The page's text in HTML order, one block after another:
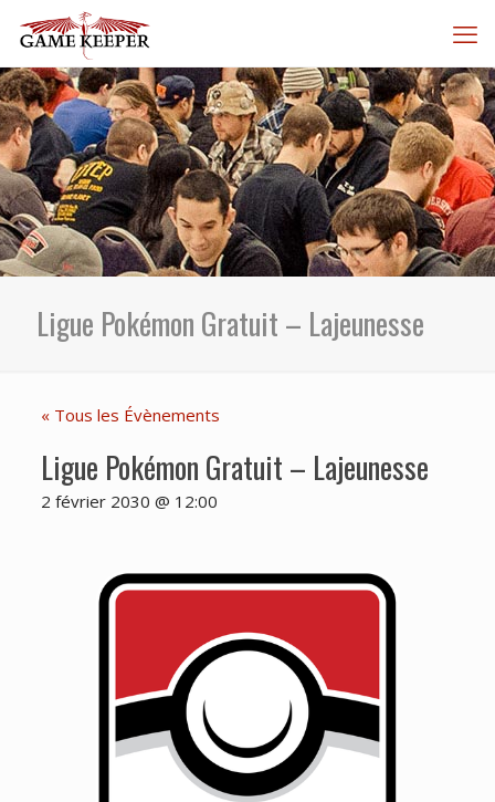
Ligue Pokémon Gratuit – Lajeunesse
« Tous les Évènements
Ligue Pokémon Gratuit – Lajeunesse
2 février 2030 @ 12:00